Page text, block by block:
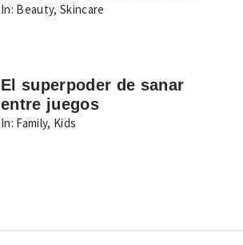
In: Beauty,Skincare
El superpoder de sanar
entre juegos
In: Family, Kids